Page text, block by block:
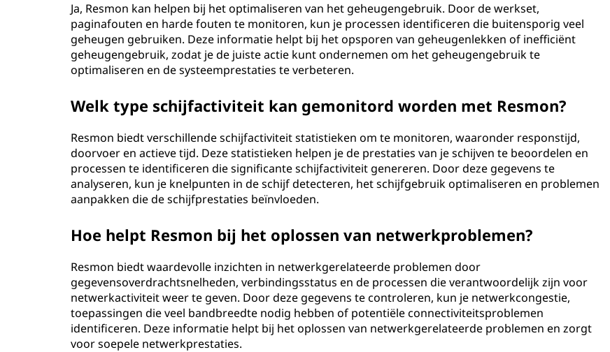
Ja, Resmon kan helpen bij het optimaliseren van het geheugengebruik. Door de werkset,
paginafouten en harde fouten te monitoren, kun je processen identificeren die buitensporig veel
geheugen gebruiken. Deze informatie helpt bij het opsporen van geheugenlekken of inefficiënt
geheugengebruik, zodat je de juiste actie kunt ondernemen om het geheugengebruik te
optimaliseren en de systeemprestaties te verbeteren.
Welk type schijfactiviteit kan gemonitord worden met Resmon?
Resmon biedt verschillende schijfactiviteit statistieken om te monitoren, waaronder responstijd,
doorvoer en actieve tijd. Deze statistieken helpen je de prestaties van je schijven te beoordelen en
processen te identificeren die significante schijfactiviteit genereren. Door deze gegevens te
analyseren, kun je knelpunten in de schijf detecteren, het schijfgebruik optimaliseren en problemen
aanpakken die de schijfprestaties beïnvloeden.
Hoe helpt Resmon bij het oplossen van netwerkproblemen?
Resmon biedt waardevolle inzichten in netwerkgerelateerde problemen door
gegevensoverdrachtsnelheden, verbindingsstatus en de processen die verantwoordelijk zijn voor
netwerkactiviteit weer te geven. Door deze gegevens te controleren, kun je netwerkcongestie,
toepassingen die veel bandbreedte nodig hebben of potentiële connectiviteitsproblemen
identificeren. Deze informatie helpt bij het oplossen van netwerkgerelateerde problemen en zorgt
voor soepele netwerkprestaties.